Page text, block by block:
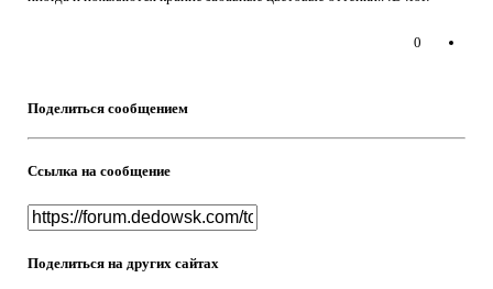
0
Поделиться сообщением
Ссылка на сообщение
Поделиться на других сайтах